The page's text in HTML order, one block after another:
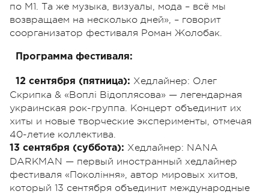
по М1. Та же музыка, визуалы, мода – всё мы
возвращаем на несколько дней», – говорит
соорганизатор фестиваля Роман Жолобак.
Программа фестиваля:
12 сентября (пятница): Хедлайнер: Олег
Скрипка & «Воплі Відоплясова» — легендарная
украинская рок-группа. Концерт объединит их
хиты и новые творческие эксперименты, отмечая
40-летие коллектива.
13 сентября (суббота): Хедлайнер: NANA
DARKMAN — первый иностранный хедлайнер
фестиваля «Покоління», автор мировых хитов,
который 13 сентября объединит международные